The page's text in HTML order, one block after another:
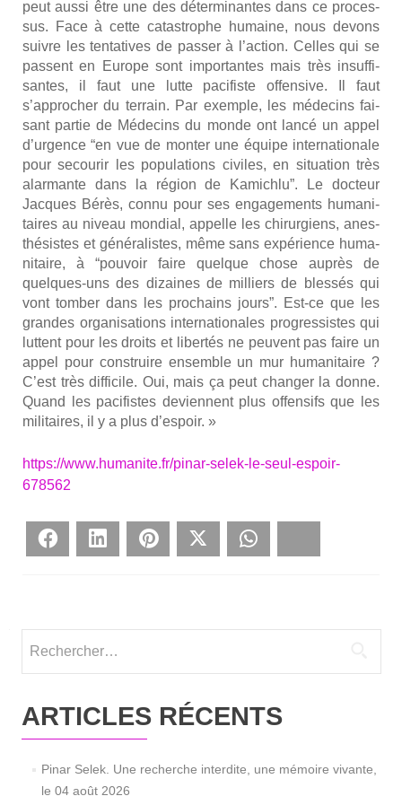
peut aus­si être une des déter­mi­nantes dans ce pro­ces­
sus. Face à cette catas­trophe humaine, nous devons
suivre les ten­ta­tives de pas­ser à l’action. Celles qui se
passent en Europe sont impor­tantes mais très insuf­fi­
santes, il faut une lutte paci­fiste offen­sive. Il faut
s’approcher du ter­rain. Par exemple, les méde­cins fai­
sant par­tie de Méde­cins du monde ont lan­cé un appel
d’urgence “en vue de mon­ter une équipe inter­na­tio­nale
pour secou­rir les popu­la­tions civiles, en situa­tion très
alar­mante dans la région de Kami­chlu”. Le doc­teur
Jacques Bérès, connu pour ses enga­ge­ments huma­ni­
taires au niveau mon­dial, appelle les chi­rur­giens, anes­
thé­sistes et géné­ra­listes, même sans expé­rience huma­
ni­taire, à “pou­voir faire quelque chose auprès de
quelques-uns des dizaines de mil­liers de bles­sés qui
vont tom­ber dans les pro­chains jours”. Est-ce que les
grandes orga­ni­sa­tions inter­na­tio­nales pro­gres­sistes qui
luttent pour les droits et liber­tés ne peuvent pas faire un
appel pour construire ensemble un mur huma­ni­taire ?
C’est très dif­fi­cile. Oui, mais ça peut chan­ger la donne.
Quand les paci­fistes deviennent plus offen­sifs que les
mili­taires, il y a plus d’espoir. »
https://www.humanite.fr/pinar-selek-le-seul-espoir-
678562
Face­bookLin­ke­dIn Pin­te­rest Twit­ter
ARTICLES RÉCENTS
Pinar Selek. Une recherche interdite, une mémoire vivante,
le 04 août 2026